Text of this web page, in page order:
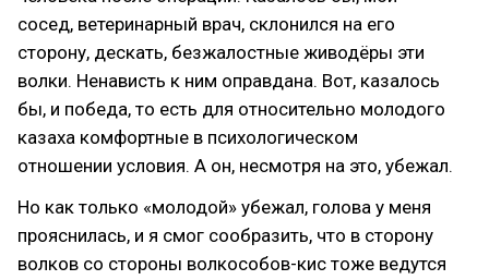
сосед, ветеринарный врач, склонился на его
сторону, дескать, безжалостные живодёры эти
волки. Ненависть к ним оправдана. Вот, казалось
бы, и победа, то есть для относительно молодого
казаха комфортные в психологическом
отношении условия. А он, несмотря на это, убежал.
Но как только «молодой» убежал, голова у меня
прояснилась, и я смог сообразить, что в сторону
волков со стороны волкособов-кис тоже ведутся